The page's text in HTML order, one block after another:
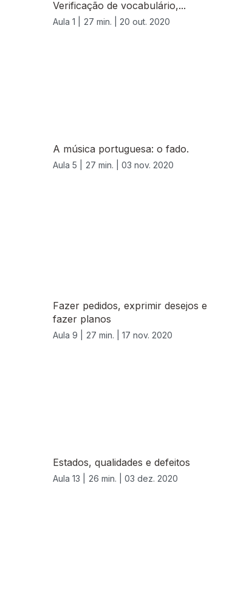
Verificação de vocabulário,...
Aula 1 | 27 min. | 20 out. 2020
A música portuguesa: o fado.
Aula 5 | 27 min. | 03 nov. 2020
Fazer pedidos, exprimir desejos e
fazer planos
Aula 9 | 27 min. | 17 nov. 2020
Estados, qualidades e defeitos
Aula 13 | 26 min. | 03 dez. 2020